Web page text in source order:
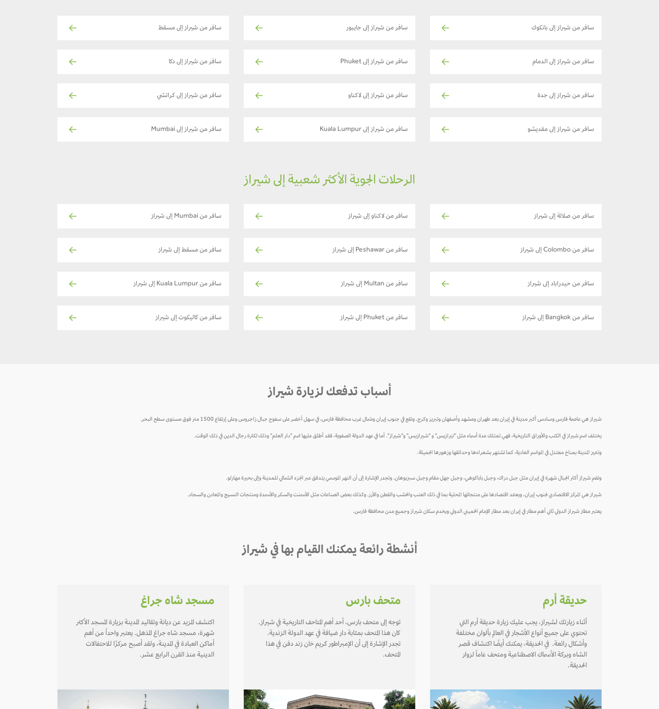
سافر من شيراز إلى بانكوك سافر من شيراز إلى جايبور سافر من شيراز إلى مسقط
سافر من شيراز إلى الدمام سافر من شيراز إلى Phuket سافر من شيراز إلى دكا
سافر من شيراز إلى جدة سافر من شيراز إلى لاكناو سافر من شيراز إلى كراتشي
سافر من شيراز إلى مقديشو سافر من شيراز إلى Kuala Lumpur سافر من شيراز إلى Mumbai
الرحلات الجوية الأكثر شعبية إلى شيراز
سافر من صلالة إلى شيراز سافر من لاكناو إلى شيراز سافر من Mumbai إلى شيراز
سافر من Colombo إلى شيراز سافر من Peshawar إلى شيراز سافر من مسقط إلى شيراز
سافر من حيدراباد إلى شيراز سافر من Multan إلى شيراز سافر من Kuala Lumpur إلى شيراز
سافر من Bangkok إلى شيراز سافر من Phuket إلى شيراز سافر من كاليكوت إلى شيراز
أسباب تدفعك لزيارة شيراز
شيراز هي عاصمة فارس وسادس أكبر مدينة في إيران بعد طهران ومشهد وأصفهان وتبريز وكرج. وتقع في جنوب إيران وشمال غرب محافظة فارس، في سهل أخضر على سفوح جبال زاجروس وعلى إرتفاع 1500 متر فوق مستوى سطح البحر.
يختلف اسم شيراز في الكتب والأوراق التاريخية، فهي تمتلك عدة أسماء مثل "تيرازيس" و "شيرازيس" و"شيراز". أما في عهد الدولة الصفوية، فقد أطلق عليها اسم "دار العلم" وذلك لكثرة رجال الدين في ذلك الوقت.
وتتميز المدينة بمناخ معتدل في المواسم العادية، كما تشتهر بشعراءها وحدائقها وزهورها الجميلة.
وتضم شيراز أكثر الجبال شهرة في إيران مثل جبل دراك، وجبل باباكوهي، وجبل جهل مقام وجبل سبزبوهان. وتجدر الإشارة إلى أن النهر الموسمي يتدفق عبر الجزء الشمالي للمدينة وإلى بحيرة مهارلو.
شيراز هي المركز الاقتصادي لجنوب إيران، ويعتمد اقتصادها على منتجاتها المحلية بما في ذلك العنب والخشب والقطن والأرز. وكذلك بعض الصناعات مثل الأسمنت والسكر والأسمدة ومنتجات النسيج والمعادن والسجاد.
يعتبر مطار شيراز الدولي ثاني أهم مطار في إيران بعد مطار الإمام الخميني الدولي ويخدم سكان شيراز وجميع مدن محافظة فارس.
أنشطة رائعة يمكنك القيام بها في شيراز
حديقة أرم
أثناء زيارتك لشيراز، يجب عليك زيارة حديقة أرم التي
تحتوي على جميع أنواع الأشجار في العالم بألوان مختلفة
وأشكال رائعة. في الحديقة، يمكنك أيضًا اكتشاف قصر
الشاه وبركة الأسماك الاصطناعية ومتحف عاماً لزوار
الحديقة.
متحف بارس
توجه إلى متحف بارس، أحد أهم المتاحف التاريخية في شيراز.
كان هذا المتحف بمثابة دار ضيافة في عهد الدولة الزندية.
تجدر الإشارة إلى أن الإمبراطور كريم خان زند دفن في هذا
المتحف.
مسجد شاه جراغ
اكتشف المزيد عن ديانة وتقاليد المدينة بزيارة المسجد الأكثر
شهرة، مسجد شاه جراغ المذهل. يعتبر واحداً من أهم
أماكن العبادة في المدينة، ولقد أصبح مركزًا للاحتفالات
الدينية منذ القرن الرابع عشر.